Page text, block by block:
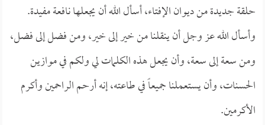
حلقة جديدة من ديوان الإفتاء، أسأل الله أن يجعلها نافعة مفيدة.
وأسأل الله عز وجل أن ينقلنا من خير إلى خير، ومن فضل إلى فضل،
ومن سعة إلى سعة، وأن يجعل هذه الكلمات لي ولكم في موازين
الحسنات، وأن يستعملنا جميعاً في طاعته، إنه أرحم الراحمين وأكرم
الأكرمين.